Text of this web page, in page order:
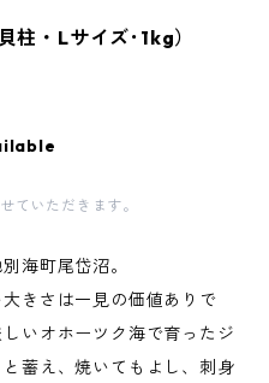
柱・Lサイズ･1kg）
ていただきます。
海町尾岱沼。
きさは一見の価値ありで
いオホーツク海で育ったジ
蓄え、焼いてもよし、刺身